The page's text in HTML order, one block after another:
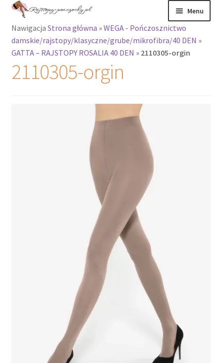
Przejdź
nawigacji
Przejdź
treści
Menu
Rajstopy
Rozwiń
menu
potomne
Nawigacja Strona główna »WEGA - Pończosznictwo
damskie/rajstopy/klasyczne/grube/mikrofibra/40 DEN »
GATTA – RAJSTOPY ROSALIA 40 DEN » 2110305-orgin
2110305-orgin